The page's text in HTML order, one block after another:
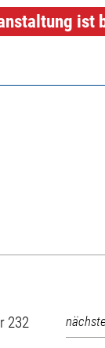
ist
232